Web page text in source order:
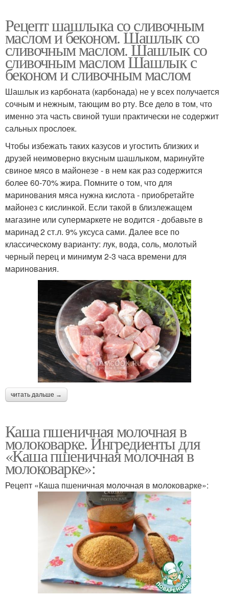
Рецепт шашлыка со сливочным
маслом и беконом. Шашлык со
сливочным маслом. Шашлык со
сливочным маслом Шашлык с
беконом и сливочным маслом
Шашлык из карбоната (карбонада) не у всех получается
сочным и нежным, тающим во рту. Все дело в том, что
именно эта часть свиной туши практически не содержит
сальных прослоек.
Чтобы избежать таких казусов и угостить близких и
друзей неимоверно вкусным шашлыком, маринуйте
свиное мясо в майонезе - в нем как раз содержится
более 60-70% жира. Помните о том, что для
маринования мяса нужна кислота - приобретайте
майонез с кислинкой. Если такой в близлежащем
магазине или супермаркете не водится - добавьте в
маринад 2 ст.л. 9% уксуса сами. Далее все по
классическому варианту: лук, вода, соль, молотый
черный перец и минимум 2-3 часа времени для
маринования.
читать дальше →
Каша пшеничная молочная в
молоковарке. Ингредиенты для
«Каша пшеничная молочная в
молоковарке»:
Рецепт «Каша пшеничная молочная в молоковарке»: